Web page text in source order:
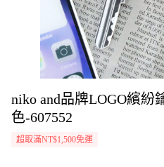
niko and品牌LOGO繽紛
色-607552
超取滿NT$1,500免運